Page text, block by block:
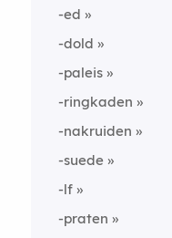
-ed
-dold
-paleis
-ringkaden
-nakruiden
-suede
-lf
-praten